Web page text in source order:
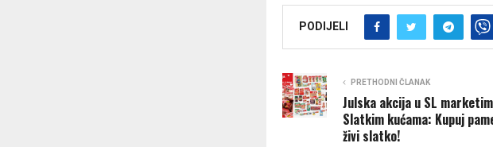
PODIJELI
PRETHODNI ČLANAK
Julska akcija u SL
Slatkim kućama: Kupuj
živi slatko!